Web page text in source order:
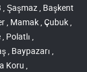
, Şaşmaz , Başkent
, Mamak , Çubuk ,
Polatlı ,
, Baypazarı ,
Koru ,